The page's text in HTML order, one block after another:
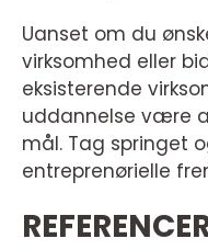
Uanset om du
virksomhed eller
eksisterende
uddannelse være
mål. Tag springet
entreprenørielle